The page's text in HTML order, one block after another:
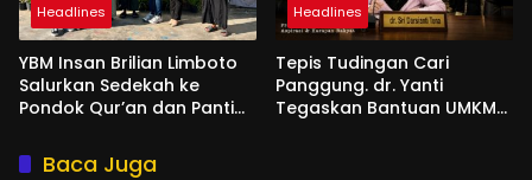
Headlines
YBM Insan Brilian Limboto
Salurkan Sedekah ke
Pondok Qur’an dan Panti
Headlines
Tepis Tudingan Cari
Panggung. dr. Yanti
Tegaskan Bantuan UMKM
Baca Juga